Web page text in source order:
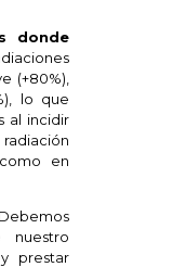
donde
(+80%),
lo que
al incidir
en
nuestro
prestar